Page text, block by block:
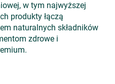
w tym najwyższej
produkty łączą
naturalnych składników
zdrowe i